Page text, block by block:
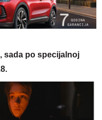
sada po specijalnoj